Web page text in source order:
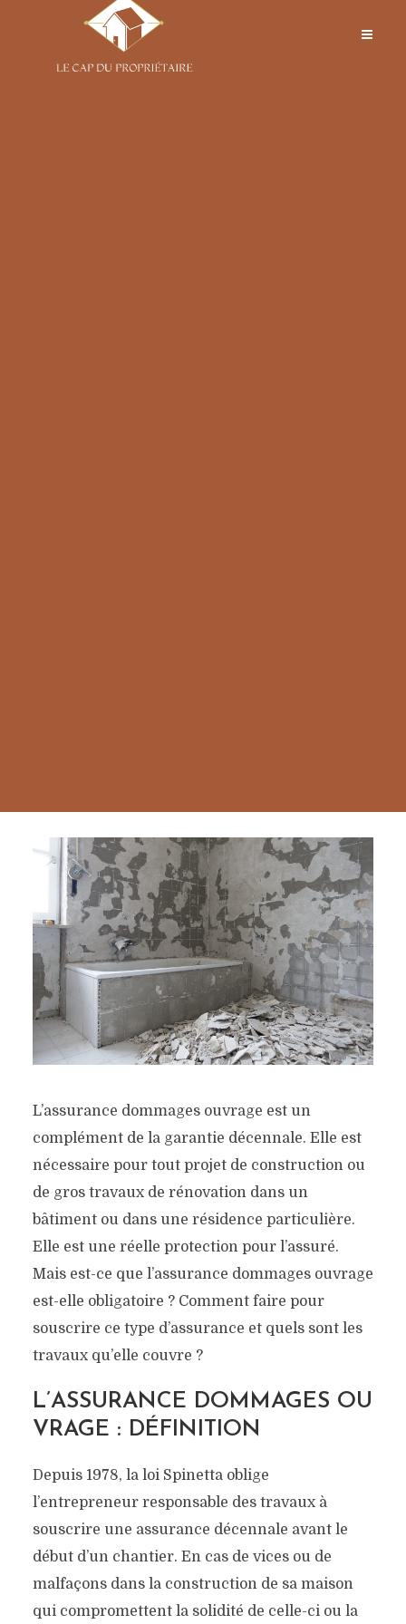
L’assurance dommages ouvrage est un
complément de la garantie décennale. Elle est
nécessaire pour tout projet de construction ou
de gros travaux de rénovation dans un
bâtiment ou dans une résidence particulière.
Elle est une réelle protection pour l’assuré.
Mais est-ce que l’assurance dommages ouvrage
est-elle obligatoire ? Comment faire pour
souscrire ce type d’assurance et quels sont les
travaux qu’elle couvre ?
L’ASSURANCE DOMMAGES OU
VRAGE : DÉFINITION
Depuis 1978, la loi Spinetta oblige
l’entrepreneur responsable des travaux à
souscrire une assurance décennale avant le
début d’un chantier. En cas de vices ou de
malfaçons dans la construction de sa maison
qui compromettent la solidité de celle-ci ou la